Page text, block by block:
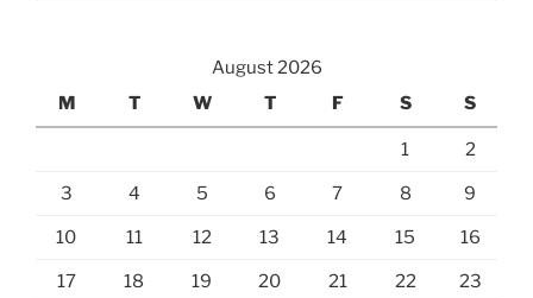
August 2026
M
T W T F S S
1 2
3 4 5 6 7 8 9
10 11 12 13 14 15 16
17 18 19 20 21 22 23